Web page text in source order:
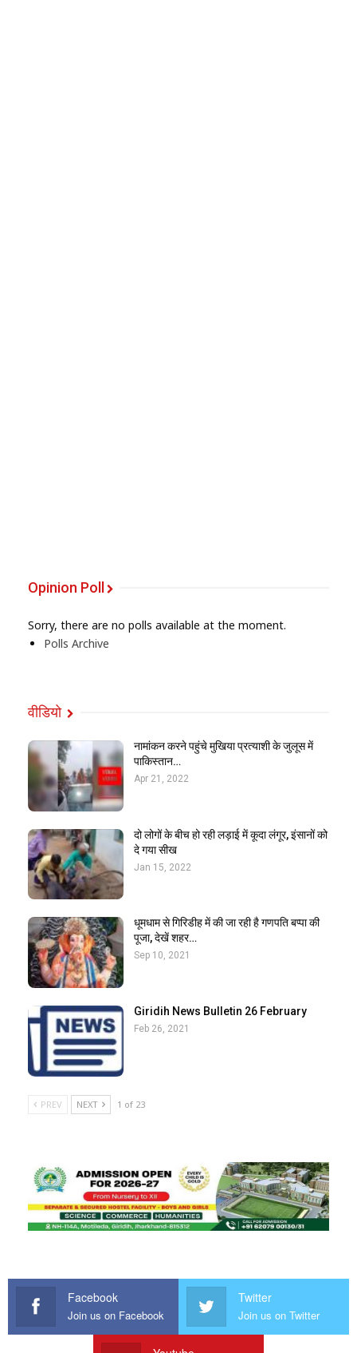
Opinion Poll
Sorry, there are no polls available at the moment.
Polls Archive
वीडियो
नामांकन करने पहुंचे मुखिया प्रत्याशी के जुलूस में
पाकिस्तान…
Apr 21, 2022
दो लोगों के बीच हो रही लड़ाई में कूदा लंगूर, इंसानों को
दे गया सीख
Jan 15, 2022
धूमधाम से गिरिडीह में की जा रही है गणपति बप्पा की
पूजा, देखें शहर…
Sep 10, 2021
Giridih News Bulletin 26 February
Feb 26, 2021
PREV NEXT 1 of 23
Facebook
Join us on Facebook
Twitter
Join us on Twitter